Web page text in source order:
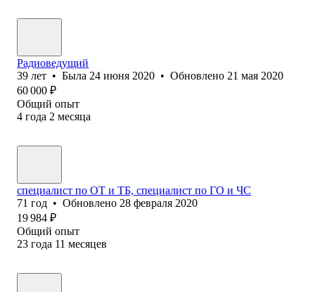
Радиоведущий
39 лет • Была 24 июня 2020 • Обновлено 21 мая 2020
60 000 ₽
Общий опыт
4 года 2 месяца
специалист по ОТ и ТБ, специалист по ГО и ЧС
71 год • Обновлено 28 февраля 2020
19 984 ₽
Общий опыт
23 года 11 месяцев